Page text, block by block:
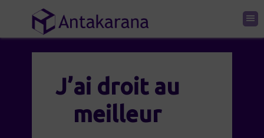
J’ai droit au
meilleur